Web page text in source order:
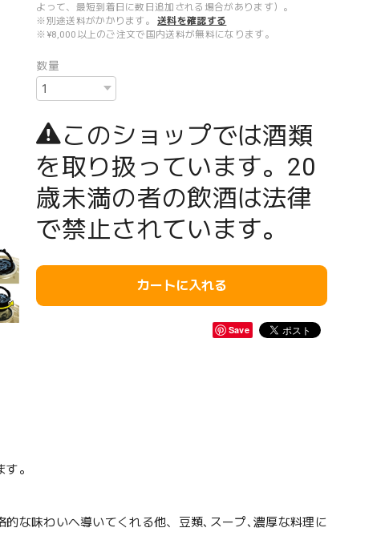
よって、最短到着日に数日追加される場合があります）。
※別途送料がかかります。
送料を確認する
※¥8,000以上のご注文で国内送料が無料になります。
数量
このショップでは酒類
を取り扱っています。20
歳未満の者の飲酒は法律
で禁止されています。
カートに入れる
Save
。
な味わいへ導いてくれる他、豆類､スープ､濃厚な料理に